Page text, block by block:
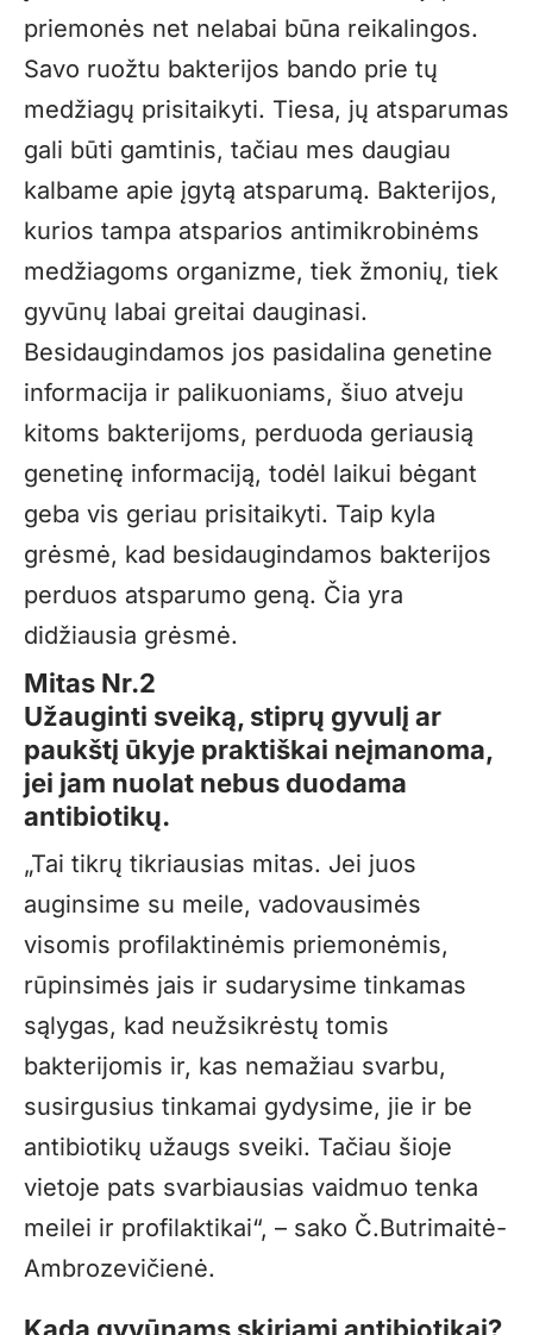
priemonės net nelabai būna reikalingos.
Savo ruožtu bakterijos bando prie tų
medžiagų prisitaikyti. Tiesa, jų atsparumas
gali būti gamtinis, tačiau mes daugiau
kalbame apie įgytą atsparumą. Bakterijos,
kurios tampa atsparios antimikrobinėms
medžiagoms organizme, tiek žmonių, tiek
gyvūnų labai greitai dauginasi.
Besidaugindamos jos pasidalina genetine
informacija ir palikuoniams, šiuo atveju
kitoms bakterijoms, perduoda geriausią
genetinę informaciją, todėl laikui bėgant
geba vis geriau prisitaikyti. Taip kyla
grėsmė, kad besidaugindamos bakterijos
perduos atsparumo geną. Čia yra
didžiausia grėsmė.
Mitas Nr.2
Užauginti sveiką, stiprų gyvulį ar
paukštį ūkyje praktiškai neįmanoma,
jei jam nuolat nebus duodama
antibiotikų.
„Tai tikrų tikriausias mitas. Jei juos
auginsime su meile, vadovausimės
visomis profilaktinėmis priemonėmis,
rūpinsimės jais ir sudarysime tinkamas
sąlygas, kad neužsikrėstų tomis
bakterijomis ir, kas nemažiau svarbu,
susirgusius tinkamai gydysime, jie ir be
antibiotikų užaugs sveiki. Tačiau šioje
vietoje pats svarbiausias vaidmuo tenka
meilei ir profilaktikai“, – sako Č.Butrimaitė-
Ambrozevičienė.
Kada gyvūnams skiriami antibiotikai?